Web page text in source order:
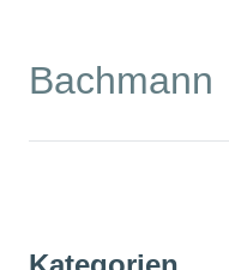
Bachmann